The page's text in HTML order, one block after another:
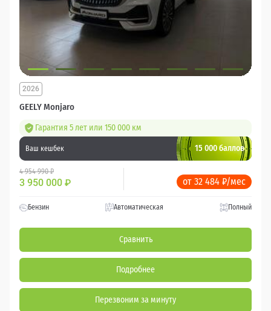
GEELY Monjaro
2026
Гарантия 5 лет или 150 000 км
Ваш кешбек 15 000 баллов
4 954 990 ₽
3 950 000 ₽ от 32 484 ₽/мес
Бензин Автоматическая Полный
Сравнить
Подробнее
Перезвоним за минуту